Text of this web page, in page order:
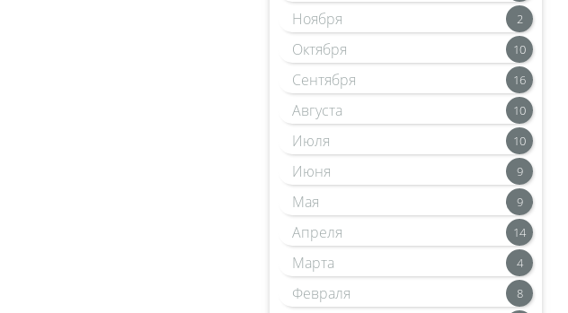
Ноября 2
Октября 10
Сентября 16
Августа 10
Июля 10
Июня 9
Мая 9
Апреля 14
Марта 4
Февраля 8